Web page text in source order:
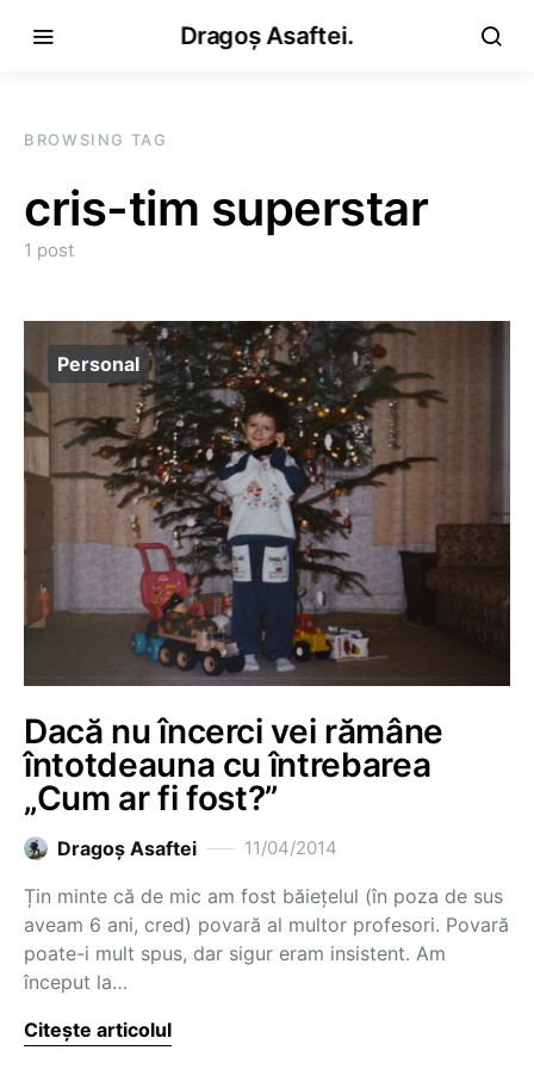
Dragoș Asaftei.
BROWSING TAG
cris-tim superstar
1 post
Personal
Dacă nu încerci vei rămâne
întotdeauna cu întrebarea
„Cum ar fi fost?”
Dragoş Asaftei 11/04/2014
Țin minte că de mic am fost băiețelul (în poza de sus
aveam 6 ani, cred) povară al multor profesori. Povară
poate-i mult spus, dar sigur eram insistent. Am
început la…
Citește articolul